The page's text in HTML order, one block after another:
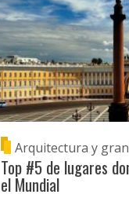
Arquitectura y
Top #5 de lugares
el Mundial